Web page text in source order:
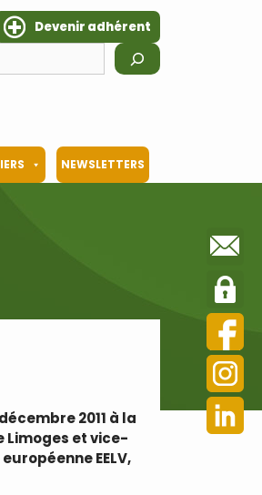
Devenir adhérent
NEWSLETTERS
2011 à la
Limoges et vice-
EELV,